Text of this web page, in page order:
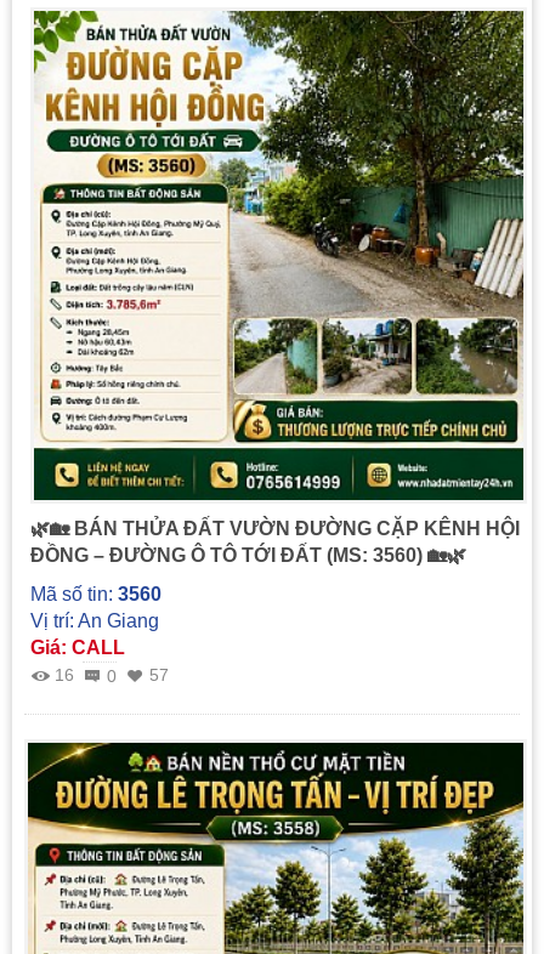
🌿🏡 BÁN THỬA ĐẤT VƯỜN ĐƯỜNG CẶP KÊNH HỘI
ĐỒNG – ĐƯỜNG Ô TÔ TỚI ĐẤT (MS: 3560) 🏡🌿
Mã số tin: 3560
Vị trí: An Giang
Giá: CALL
16 0 57